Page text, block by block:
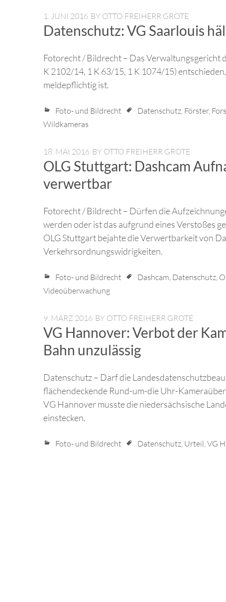
1. JUNI 2016 BY OTTO FREIHERR GROTE
Datenschutz: VG Saarlouis
Fotorecht / Bildrecht – Das Verwaltungsgericht
K 2102/14, 1 K 63/15, 1 K 1074/15)
meldepflichtig ist.
Foto- und Bildrecht Datenschutz Förster,
Wildkameras
18. MAI 2016 BY OTTO FREIHERR GROTE
OLG Stuttgart: Dashcam
verwertbar
Fotorecht / Bildrecht – Dürfen die
werden oder ist das aufgrund eines Verstoßes
OLG Stuttgart bejahte die Verwertbarkeit von
Verkehrsordnungswidrigkeiten.
Foto- und Bildrecht Dashcam Datenschutz
Videoüberwachung
9. MÄRZ 2016 BY OTTO FREIHERR GROTE
VG Hannover: Verbot der
Bahn unzulässig
Datenschutz – Darf die
flächendeckende Rund-um-die Uhr-
VG Hannover musste die niedersächsische
einstecken.
Foto- und Bildrecht Datenschutz Urteil VG